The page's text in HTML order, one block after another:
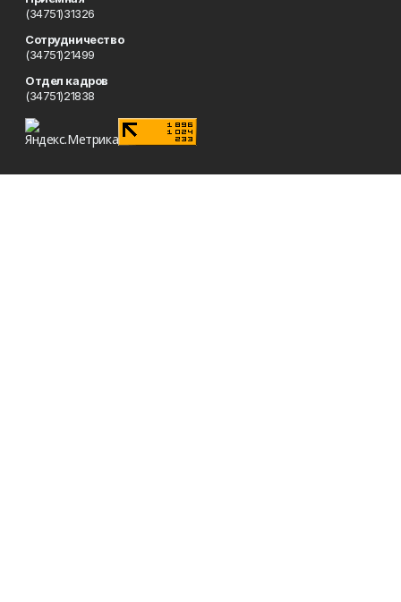
(34751)31326
Сотрудничество
(34751)21499
Отдел кадров
(34751)21838